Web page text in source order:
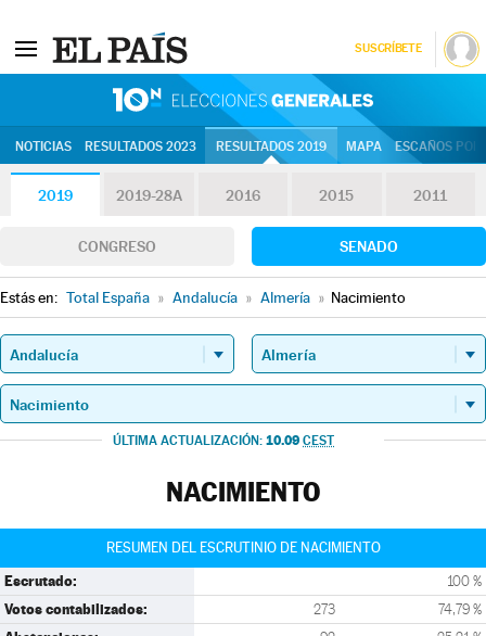
SUSCRÍBETE
NOTICIAS RESULTADOS 2023 RESULTADOS 2019 MAPA ESCAÑOS
2019 2019-28A 2016 2015 2011
CONGRESO SENADO
Estás en: Total España » Andalucía » Almería » Nacimiento
ÚLTIMA ACTUALIZACIÓN: 10.09 CEST
NACIMIENTO
RESUMEN DEL ESCRUTINIO DE NACIMIENTO
Escrutado: 100 %
Votos contabilizados: 273 74,79 %